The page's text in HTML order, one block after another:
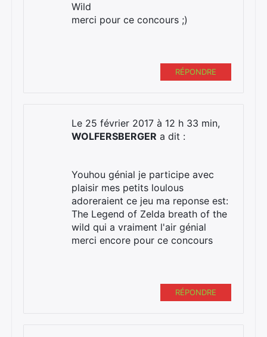
Wild
merci pour ce concours ;)
RÉPONDRE
Le 25 février 2017 à 12 h 33 min,
WOLFERSBERGER a dit :
Youhou génial je participe avec
plaisir mes petits loulous
adoreraient ce jeu ma reponse est:
The Legend of Zelda breath of the
wild qui a vraiment l'air génial
merci encore pour ce concours
RÉPONDRE